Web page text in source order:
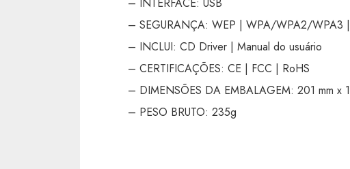
– INTERFACE: USB
– SEGURANÇA: WEP | WPA/WPA2/WPA3
– INCLUI: CD Driver | Manual do usuário
– CERTIFICAÇÕES: CE | FCC | RoHS
– DIMENSÕES DA EMBALAGEM: 201 mm x
– PESO BRUTO: 235g